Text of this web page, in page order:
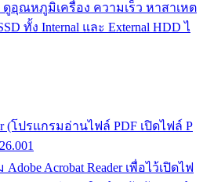
ดูอุณหภูมิเครื่อง ความเร็ว หาสาเหต
ทั้ง Internal และ External HDD ไ
(โปรแกรมอ่านไฟล์ PDF เปิดไฟล์ P
Acrobat Reader เพื่อไว้เปิดไฟ